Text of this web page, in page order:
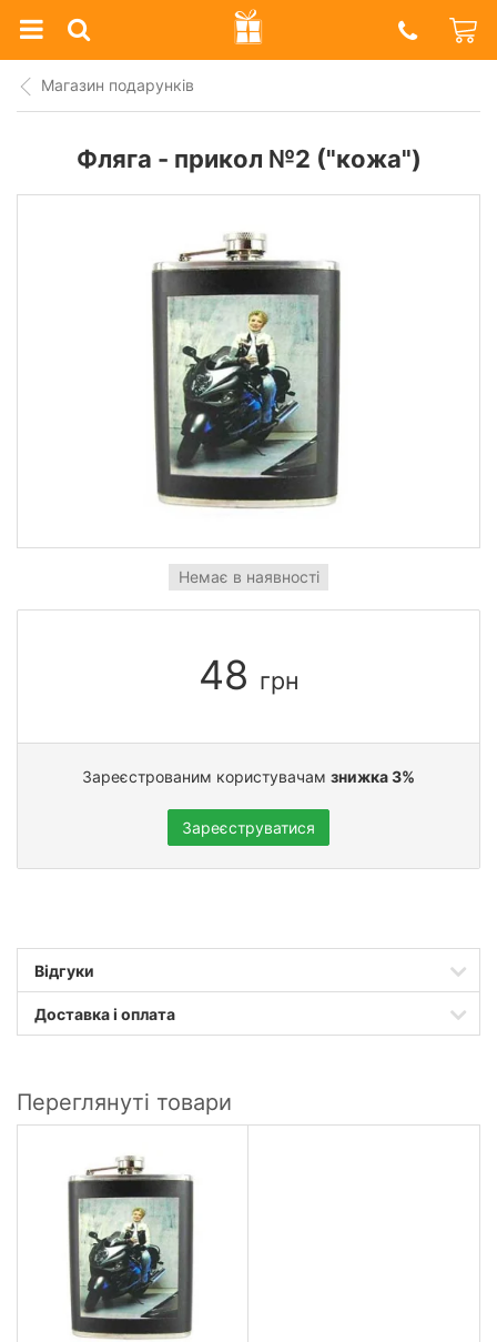
Prazdnik
Shop
Магазин подарунків
Фляга - прикол №2 ("кожа")
Немає в наявності
48 грн
Зареєстрованим користувачам знижка 3%
Зареєструватися
Відгуки
Доставка і оплата
Переглянуті товари